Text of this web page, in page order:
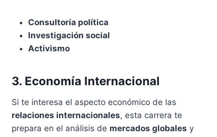
Consultoría política
Investigación social
Activismo
3. Economía Internacional
Si te interesa el aspecto económico de las
relaciones internacionales, esta carrera te
prepara en el análisis de mercados globales y